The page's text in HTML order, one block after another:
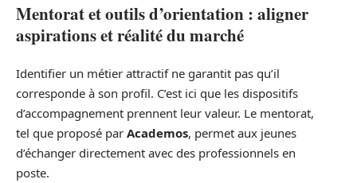
Mentorat et outils d’orientation : aligner
aspirations et réalité du marché
Identifier un métier attractif ne garantit pas qu’il
corresponde à son profil. C’est ici que les dispositifs
d’accompagnement prennent leur valeur. Le mentorat,
tel que proposé par Academos, permet aux jeunes
d’échanger directement avec des professionnels en
poste.